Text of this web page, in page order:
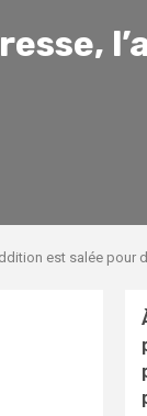
est salée pour